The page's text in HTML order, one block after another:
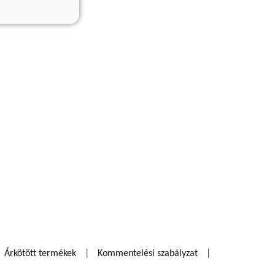
Árkötött termékek Kommentelési szabályzat